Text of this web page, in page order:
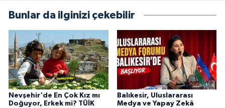
Bunlar da ilginizi çekebilir
Nevşehir'de En Çok Kız mı
Doğuyor, Erkek mi? TÜİK
Balıkesir, Uluslararası
Medya ve Yapay Zekâ